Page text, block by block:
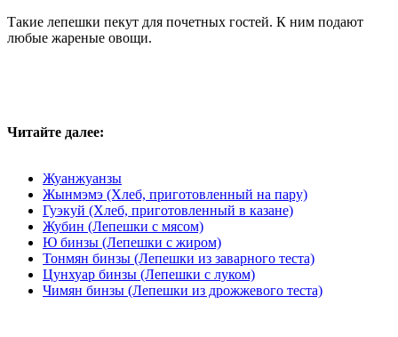
Такие лепешки пекут для почетных гостей. К ним подают
любые жареные овощи.
Читайте далее:
Жуанжуанзы
Жынмэмэ (Хлеб, приготовленный на пару)
Гуэкуй (Хлеб, приготовленный в казане)
Жубин (Лепешки с мясом)
Ю бинзы (Лепешки с жиром)
Тонмян бинзы (Лепешки из заварного теста)
Цунхуар бинзы (Лепешки с луком)
Чимян бинзы (Лепешки из дрожжевого теста)